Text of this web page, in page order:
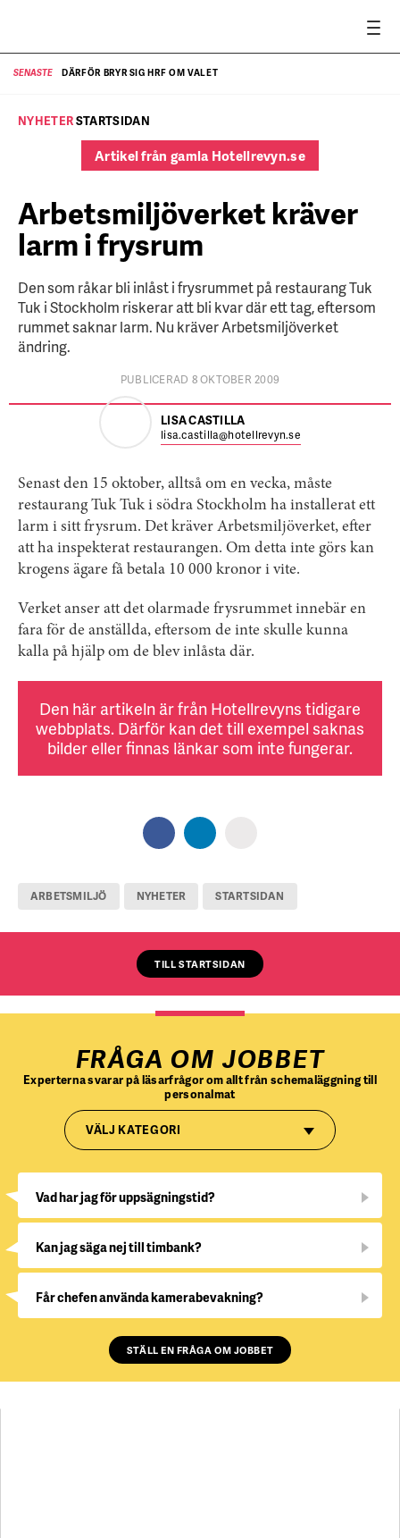
SENASTE DÄRFÖR BRYR SIG HRF OM VALET
NYHETERSTARTSIDAN
Artikel från gamla Hotellrevyn.se
Arbetsmiljöverket kräver
larm i frysrum
Den som råkar bli inlåst i frysrummet på restaurang Tuk
Tuk i Stockholm riskerar att bli kvar där ett tag, eftersom
rummet saknar larm. Nu kräver Arbetsmiljöverket
ändring.
PUBLICERAD 8 OKTOBER 2009
LISA CASTILLA
lisa.castilla@hotellrevyn.se
Senast den 15 oktober, alltså om en vecka, måste
restaurang Tuk Tuk i södra Stockholm ha installerat ett
larm i sitt frysrum. Det kräver Arbetsmiljöverket, efter
att ha inspekterat restaurangen. Om detta inte görs kan
krogens ägare få betala 10 000 kronor i vite.
Verket anser att det olarmade frysrummet innebär en
fara för de anställda, eftersom de inte skulle kunna
kalla på hjälp om de blev inlåsta där.
Den här artikeln är från Hotellrevyns tidigare
webbplats. Därför kan det till exempel saknas
bilder eller finnas länkar som inte fungerar.
ARBETSMILJÖ NYHETER STARTSIDAN
TILL STARTSIDAN
FRÅGA OM JOBBET
Experterna svarar på läsarfrågor om allt från schemaläggning till
personalmat
VÄLJ KATEGORI
Vad har jag för uppsägningstid?
Kan jag säga nej till timbank?
Får chefen använda kamerabevakning?
STÄLL EN FRÅGA OM JOBBET